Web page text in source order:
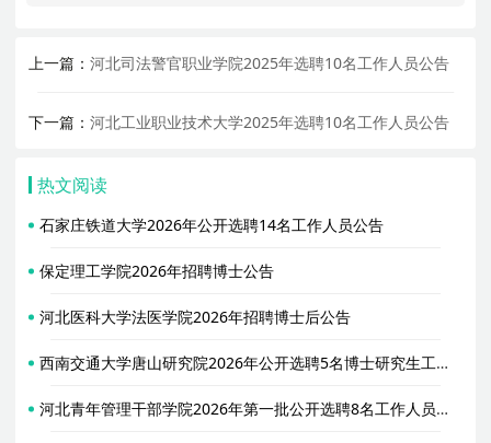
上一篇：河北司法警官职业学院2025年选聘10名工作人员公告
下一篇：河北工业职业技术大学2025年选聘10名工作人员公告
热文阅读
石家庄铁道大学2026年公开选聘14名工作人员公告
保定理工学院2026年招聘博士公告
河北医科大学法医学院2026年招聘博士后公告
西南交通大学唐山研究院2026年公开选聘5名博士研究生工作人员公告
河北青年管理干部学院2026年第一批公开选聘8名工作人员公告